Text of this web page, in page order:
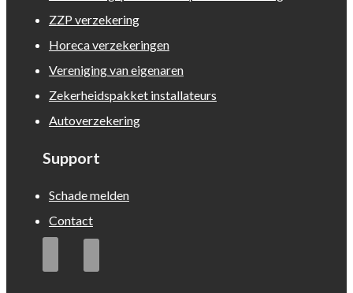
ZZP verzekering
Horeca verzekeringen
Vereniging van eigenaren
Zekerheidspakket installateurs
Autoverzekering
Support
Schade melden
Contact